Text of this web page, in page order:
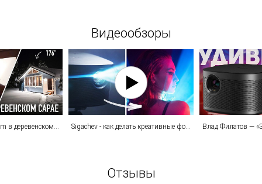
Видеообзоры
Кинотеатр Wylsacom в деревенском сарае Sigachev - как делать креативные фото и видео с проектором?
Отзывы